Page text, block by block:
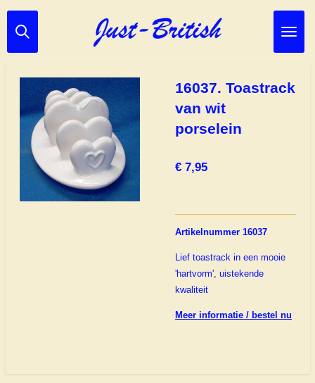
Ga
direct
hoofdinhoud
16037. Toastrack
van wit
porselein
€ 7,95
Artikelnummer 16037
Lief toastrack in een mooie
'hartvorm', uistekende
kwaliteit
Meer informatie / bestel nu